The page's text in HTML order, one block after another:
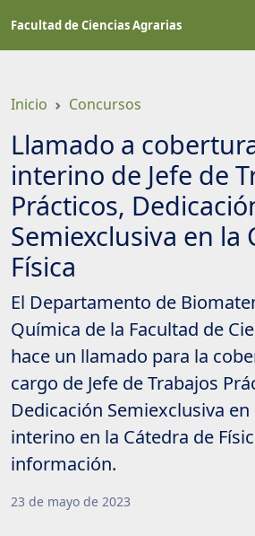
contenido
Facultad de Ciencias Agrarias
Inicio Concursos
Llamado a
interino de Jefe de
Prácticos,
Semiexclusiva en la
Física
El Departamento de
Química de la Facultad de
hace un llamado para la
cargo de Jefe de Trabajos
Dedicación Semiexclusiva
interino en la Cátedra de
información.
23 de mayo de 2023